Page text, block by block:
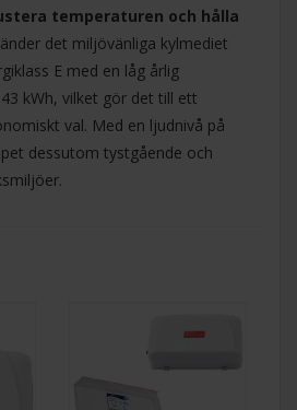
temperaturen och hålla
det miljövänliga kylmediet
E med en låg årlig
kWh, vilket gör det till ett
val. Med en ljudnivå på
dessutom tystgående och